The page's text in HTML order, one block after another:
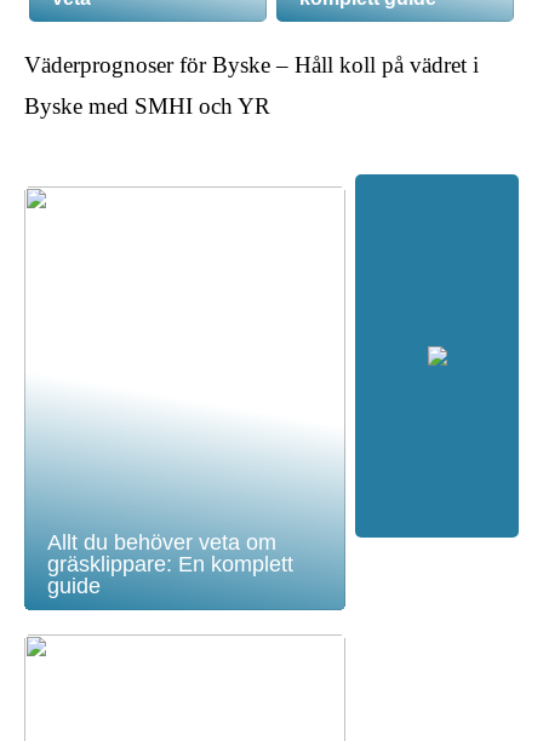
Väderprognoser för Byske – Håll koll på vädret i
Byske med SMHI och YR
Allt du behöver veta om
gräsklippare: En komplett
guide